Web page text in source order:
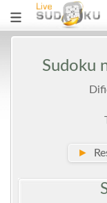
Sudoku
►